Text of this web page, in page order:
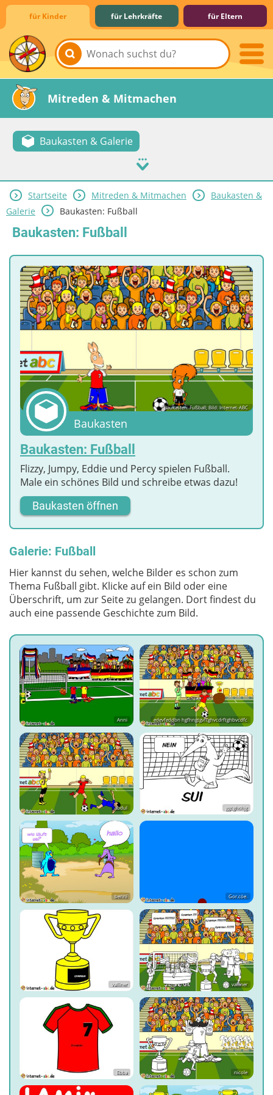
für Kinder für Lehrkräfte für Eltern
Lernen & Schule
Hobby & Freizeit
Spiel & Spaß
Mitreden & Mitmachen
Baukasten & Galerie
Startseite Mitreden & Mitmachen
Baukasten &
Galerie
Baukasten: Fußball
Baukasten: Fußball
Baukasten: Fußball; Bild: Internet-ABC
Baukasten
Baukasten: Fußball
Flizzy, Jumpy, Eddie und Percy spielen Fußball.
Male ein schönes Bild und schreibe etwas dazu!
Baukasten öffnen
Galerie: Fußball
Hier kannst du sehen, welche Bilder es schon zum
Thema Fußball gibt. Klicke auf ein Bild oder eine
Überschrift, um zur Seite zu gelangen. Dort findest du
auch eine passende Geschichte zum Bild.
Anni edevfeddbn hgfhngtgvftghvcdrftghbvcdfc
abdul ggcghchjg
benni Gor.cöe.
valliner valliner
Ebba nicole